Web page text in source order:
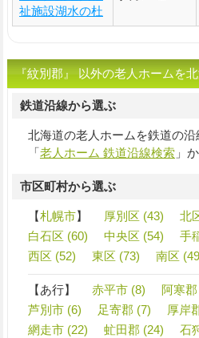
祉施設湖水の杜
『紋別郡』 以外の老人ホームを
鉄道沿線から選ぶ
北海道の老人ホームを鉄道の
「老人ホーム 鉄道沿線検索」
市区町村から選ぶ
【札幌市】 厚別区 (43) 北
白石区 (60)
中央区 (54) 手
西区 (52)
東区 (73) 南区
【あ行】 赤平市 (8) 阿寒
芦別市 (6)
足寄郡 (7) 厚岸
網走市 (22)
虻田郡 (24) 石